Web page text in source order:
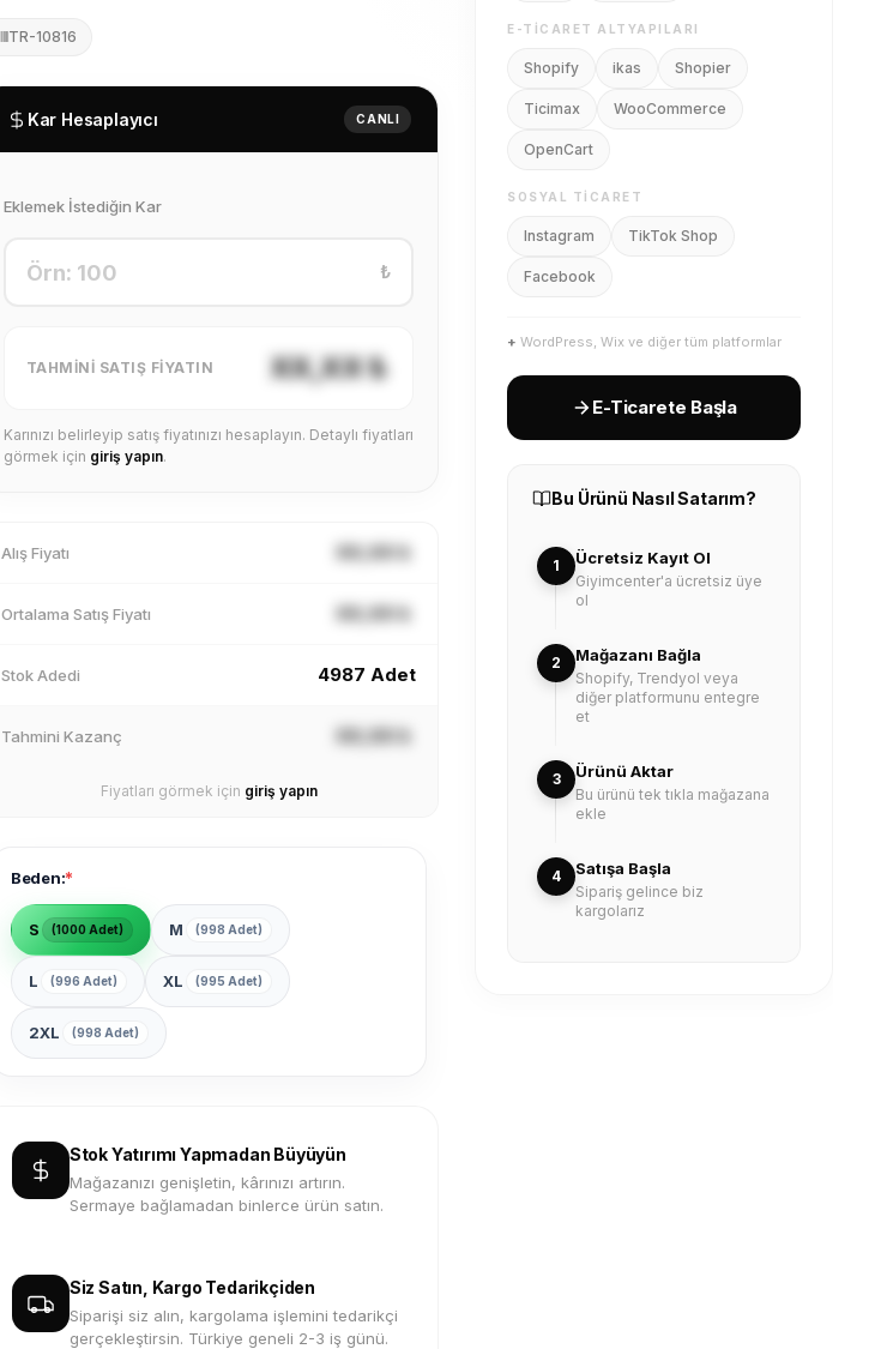
TR-10816
Kar Hesaplayıcı CANLI
Eklemek İstediğin Kar
₺
TAHMINI SATIŞ FIYATIN XX,XX ₺
Karınızı belirleyip satış fiyatınızı hesaplayın. Detaylı fiyatları
görmek için giriş yapın.
Alış Fiyatı XX,XX ₺
Ortalama Satış Fiyatı XX,XX ₺
Stok Adedi 4987 Adet
Tahmini Kazanç XX,XX ₺
Fiyatları görmek için giriş yapın
Beden:*
S (1000 Adet) M (998 Adet)
L (996 Adet) XL (995 Adet)
2XL (998 Adet)
Stok Yatırımı Yapmadan Büyüyün
Mağazanızı genişletin, kârınızı artırın.
Sermaye bağlamadan binlerce ürün satın.
Siz Satın, Kargo Tedarikçiden
Siparişi siz alın, kargolama işlemini tedarikçi
gerçekleştirsin. Türkiye geneli 2-3 iş günü.
E-TICARET ALTYAPILARI
Shopify ikas Shopier
Ticimax WooCommerce
OpenCart
SOSYAL TICARET
Instagram TikTok Shop
Facebook
+ WordPress, Wix ve diğer tüm platformlar
E-Ticarete Başla
Bu Ürünü Nasıl Satarım?
1 Ücretsiz Kayıt Ol
Giyimcenter'a ücretsiz üye
ol
2 Mağazanı Bağla
Shopify, Trendyol veya
diğer platformunu entegre
et
3 Ürünü Aktar
Bu ürünü tek tıkla mağazana
ekle
4 Satışa Başla
Sipariş gelince biz
kargolarız